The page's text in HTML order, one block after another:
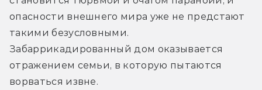
опасности внешнего мира уже не предстают
такими безусловными.
Забаррикадированный дом оказывается
отражением семьи, в которую пытаются
ворваться извне.